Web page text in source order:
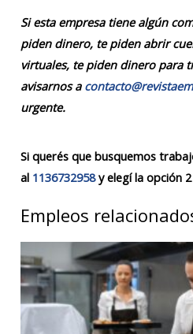
Si esta empresa tiene algún
piden dinero, te piden abrir
virtuales, te piden dinero para
avisarnos a
urgente.
Si querés que busquemos
al 1136732958y elegí la opción 2
Empleos